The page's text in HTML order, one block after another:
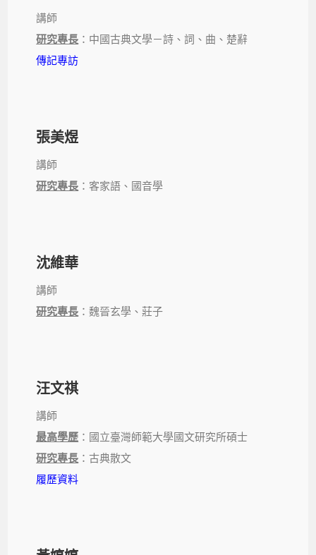
講師
研究專長 ：中國古典文學－詩、詞、曲、楚辭
傳記專訪
張美煜
講師
研究專長 ：客家語、國音學
沈維華
講師
研究專長 ：魏晉玄學、莊子
汪文祺
講師
最高學歷 ：國立臺灣師範大學國文研究所碩士
研究專長 ：古典散文
履歷資料